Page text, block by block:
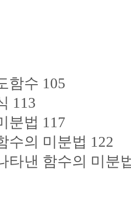
함수 105
113
분법 117
수의 미분법 122
타낸 함수의 미분